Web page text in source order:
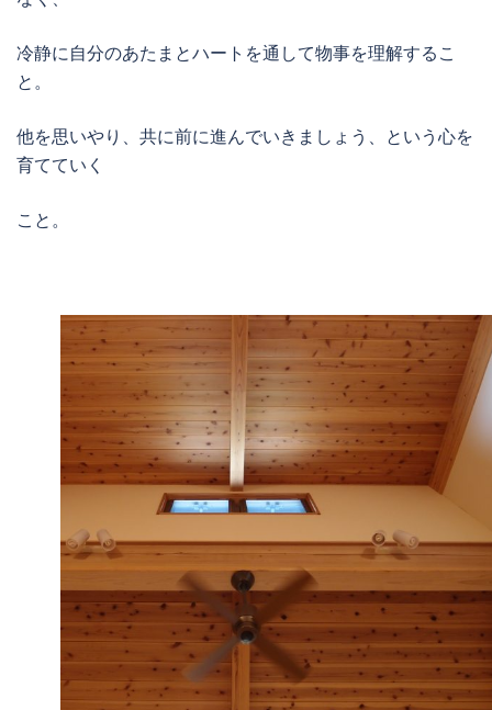
冷静に自分のあたまとハートを通して物事を理解するこ
と。
他を思いやり、共に前に進んでいきましょう、という心を
育てていく
こと。